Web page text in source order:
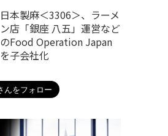
日本製麻＜3306＞、ラーメ
ン店「銀座 八五」運営など
のFood Operation Japan
を子会社化